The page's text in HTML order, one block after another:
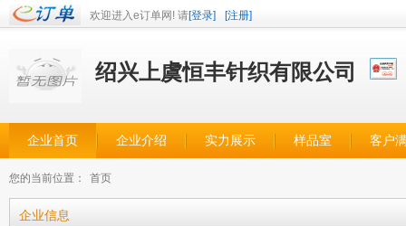
欢迎进入e订单网! 请[登录] [注册]
绍兴上虞恒丰针织有限公司
企业首页 企业介绍 实力展示 样品室 客户
您的当前位置： 首页
企业信息